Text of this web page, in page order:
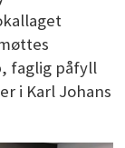
faglig påfyll
i Karl Johans